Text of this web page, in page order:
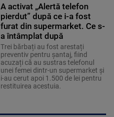
A activat „Alertă telefon
pierdut” după ce i-a fost
furat din supermarket. Ce s-
a întâmplat după
Trei bărbați au fost arestați
preventiv pentru șantaj, fiind
acuzați că au sustras telefonul
unei femei dintr-un supermarket și
i-au cerut apoi 1.500 de lei pentru
restituirea acestuia.